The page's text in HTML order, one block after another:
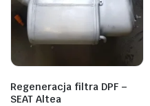
Regeneracja filtra DPF –
SEAT Altea